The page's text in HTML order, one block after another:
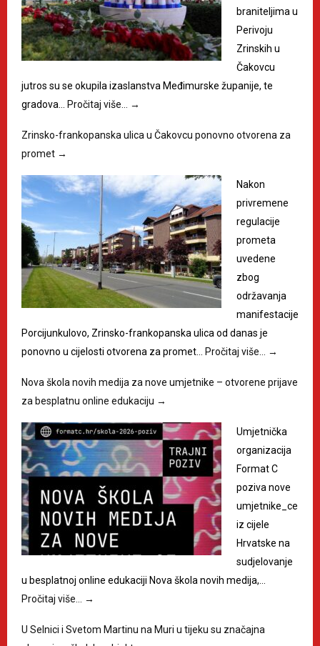
braniteljima u
Perivoju
Zrinskih u
Čakovcu
jutros su se okupila izaslanstva Međimurske županije, te
gradova… Pročitaj više… →
Zrinsko-frankopanska ulica u Čakovcu ponovno otvorena za
promet →
Nakon
privremene
regulacije
prometa
uvedene
zbog
održavanja
manifestacije
Porcijunkulovo, Zrinsko-frankopanska ulica od danas je
ponovno u cijelosti otvorena za promet… Pročitaj više… →
Nova škola novih medija za nove umjetnike – otvorene prijave
za besplatnu online edukaciju →
Umjetnička
organizacija
Format C
poziva nove
umjetnike_ce
iz cijele
Hrvatske na
sudjelovanje
u besplatnoj online edukaciji Nova škola novih medija,…
Pročitaj više… →
U Selnici i Svetom Martinu na Muri u tijeku su značajna